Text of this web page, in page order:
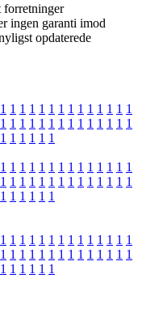
forretninger
ingen garanti imod
opdaterede
1 1 1 1 1 1 1 1 1 1 1 1 1 1
1 1 1 1 1 1 1 1 1 1 1 1 1 1
1 1 1 1 1 1
1 1 1 1 1 1 1 1 1 1 1 1 1 1
1 1 1 1 1 1 1 1 1 1 1 1 1 1
1 1 1 1 1 1
1 1 1 1 1 1 1 1 1 1 1 1 1 1
1 1 1 1 1 1 1 1 1 1 1 1 1 1
1 1 1 1 1 1